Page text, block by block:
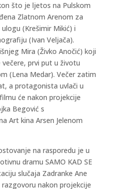
što je ljetos na Pulskom
Zlatnom Arenom za
(Krešimir Mikić) i
(Ivan Veljača).
Mira (Živko Anočić) koji
prvi put u životu
(Lena Medar). Večer zatim
a protagonista uvlači u
će nakon projekcije
Begović s
Art kina Arsen Jelenom
na rasporedu je u
dramu SAMO KAD SE
slučaja Zadranke Ane
nakon projekcije